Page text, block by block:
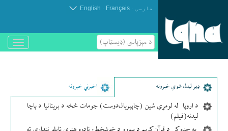
فارسی .
Français
.
English
د مېزپاسى (ډیسټاپ)
باز
و
ډير لیدل شوي خبرونه اخیرني خبرونه
د اروپا له لومړي شین (چاپېریال‌دوست) جومات څخه د بریتانیا د پاچا
لیدنه(فیلم)